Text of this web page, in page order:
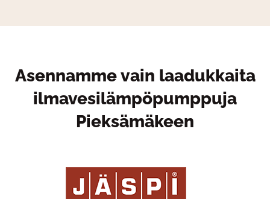
Asennamme vain laadukkaita
ilmavesilämpöpumppuja
Pieksämäkeen